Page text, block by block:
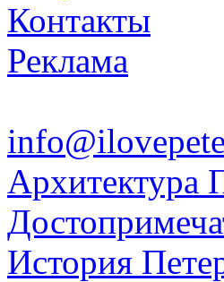
Контакты
Реклама
Архитектура
История